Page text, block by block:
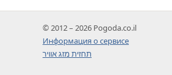
© 2012 – 2026 Pogoda.co.il
Информация о сервисе
תחזית מזג אוויר